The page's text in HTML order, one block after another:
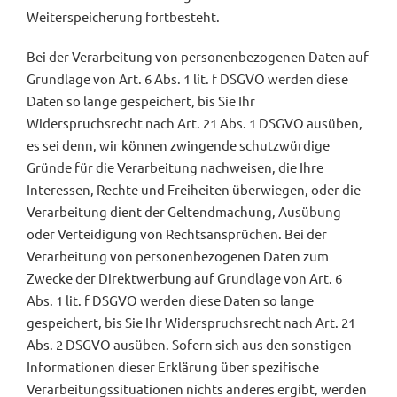
Weiterspeicherung fortbesteht.
Bei der Verarbeitung von personenbezogenen Daten auf
Grundlage von Art. 6 Abs. 1 lit. f DSGVO werden diese
Daten so lange gespeichert, bis Sie Ihr
Widerspruchsrecht nach Art. 21 Abs. 1 DSGVO ausüben,
es sei denn, wir können zwingende schutzwürdige
Gründe für die Verarbeitung nachweisen, die Ihre
Interessen, Rechte und Freiheiten überwiegen, oder die
Verarbeitung dient der Geltendmachung, Ausübung
oder Verteidigung von Rechtsansprüchen. Bei der
Verarbeitung von personenbezogenen Daten zum
Zwecke der Direktwerbung auf Grundlage von Art. 6
Abs. 1 lit. f DSGVO werden diese Daten so lange
gespeichert, bis Sie Ihr Widerspruchsrecht nach Art. 21
Abs. 2 DSGVO ausüben. Sofern sich aus den sonstigen
Informationen dieser Erklärung über spezifische
Verarbeitungssituationen nichts anderes ergibt, werden